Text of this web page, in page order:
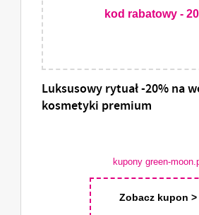
kod rabatowy -
Luksusowy rytuał -20% na
kosmetyki premium
kupony green-
Zobacz kupon >